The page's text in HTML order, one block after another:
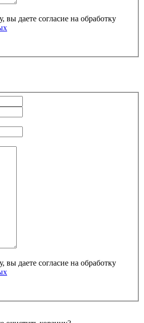
вы даете согласие на обработку
вы даете согласие на обработку